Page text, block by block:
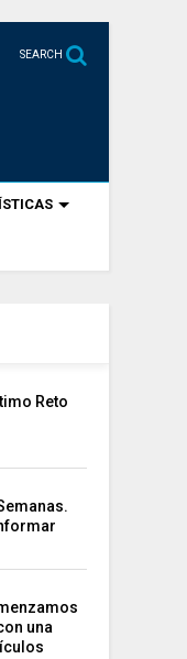
SEARCH
Reto
una